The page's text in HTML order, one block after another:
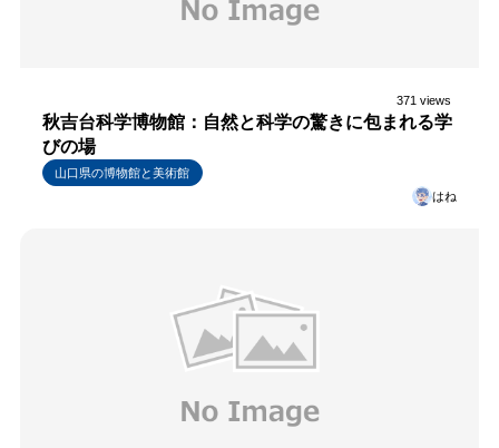
371 views
秋吉台科学博物館：自然と科学の驚きに包まれる学
びの場
山口県の博物館と美術館
はね